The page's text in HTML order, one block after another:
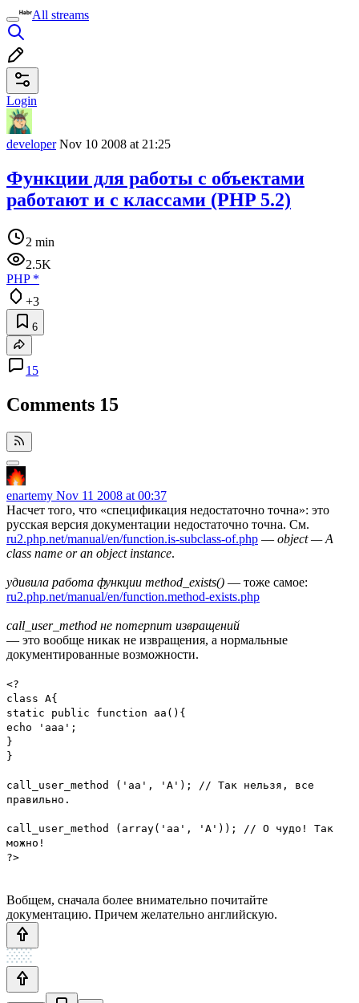
All streams
Login
developerNov 10 2008 at 21:25
Функции для работы с объектами
работают и с классами (PHP 5.2)
2 min
2.5K
PHP*
+3
6
15
Comments 15
enartemy Nov 11 2008 at 00:37
Насчет того, что «спецификация недостаточно точна»: это
русская версия документации недостаточно точна. См.
ru2.php.net/manual/en/function.is-subclass-of.php — object — A
class name or an object instance.
удивила работа функции method_exists() — тоже самое:
ru2.php.net/manual/en/function.method-exists.php
call_user_method не потерпит извращений
— это вообще никак не извращения, а нормальные
документированные возможности.
<?
class A{
static public function aa(){
echo 'aaa';
}
}
call_user_method ('aa', 'A'); // Так нельзя, все
правильно.
call_user_method (array('aa', 'A')); // О чудо! Так
можно!
?>
Вобщем, сначала более внимательно почитайте
документацию. Причем желательно английскую.